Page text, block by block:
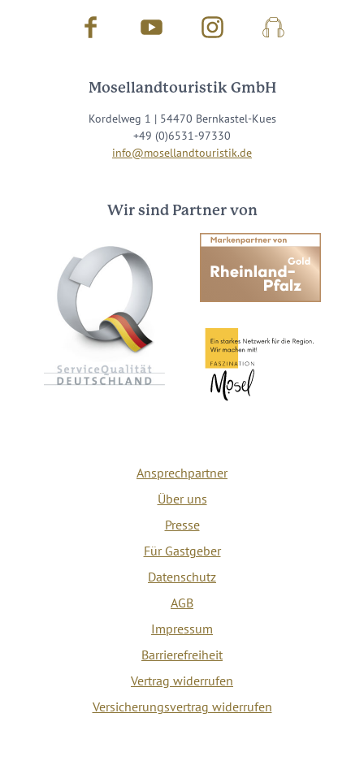
Facebook Youtube InstagramPodcast
Mosellandtouristik GmbH
Kordelweg 1 | 54470 Bernkastel-Kues
+49 (0)6531-97330
info@mosellandtouristik.de
Wir sind Partner von
Ansprechpartner
Über uns
Presse
Für Gastgeber
Datenschutz
AGB
Impressum
Barrierefreiheit
Vertrag widerrufen
Versicherungsvertrag widerrufen